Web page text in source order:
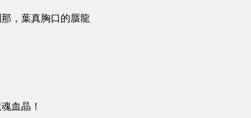
，葉真胸口的蜃龍
血晶！